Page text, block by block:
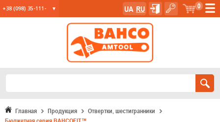
+38 (098) 35-111- 0
UA RU
Главная Продукция
Отвертки, шестигранники